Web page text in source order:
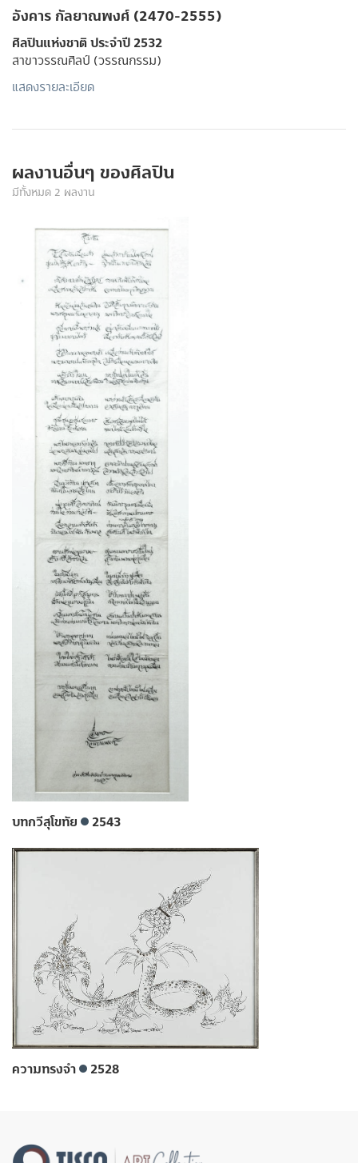
อังคาร กัลยาณพงศ์ (2470-2555)
ศิลปินแห่งชาติ ประจำปี 2532
สาขาวรรณศิลป์ (วรรณกรรม)
แสดงรายละเอียด
ผลงานอื่นๆ ของศิลปิน
มีทั้งหมด 2 ผลงาน
บทกวีสุโขทัย 2543
ความทรงจำ 2528